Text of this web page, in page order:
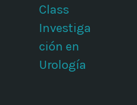
Class
Investiga
ción en
Urología